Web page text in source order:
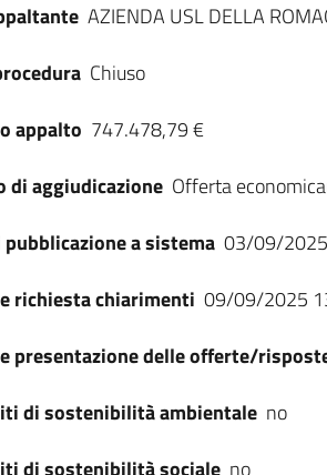
AZIENDA USL DELLA
Chiuso
appalto 747.478,79 €
di aggiudicazione Offerta
pubblicazione a sistema 03/09/2025
richiesta chiarimenti 09/09/2025
presentazione delle offerte/
di sostenibilità ambientale no
di sostenibilità sociale no